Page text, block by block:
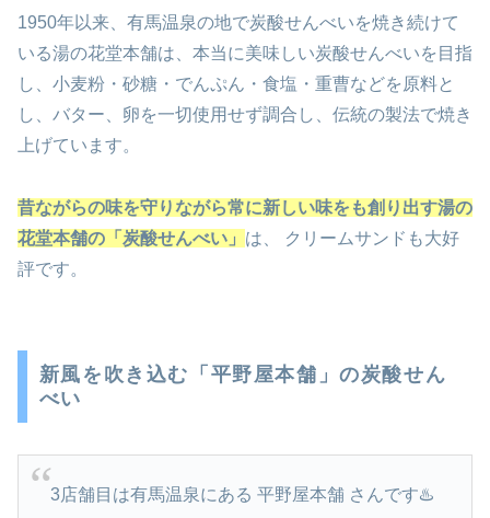
1950年以来、有馬温泉の地で炭酸せんべいを焼き続けて
いる湯の花堂本舗は、本当に美味しい炭酸せんべいを目指
し、小麦粉・砂糖・でんぷん・食塩・重曹などを原料と
し、バター、卵を一切使用せず調合し、伝統の製法で焼き
上げています。
昔ながらの味を守りながら常に新しい味をも創り出す湯の
花堂本舗の「炭酸せんべい」 は、
クリームサンドも大好
評です。
新風を吹き込む「平野屋本舗」の炭酸せん
べい
3店舗目は有馬温泉にある 平野屋本舗 さんです♨️